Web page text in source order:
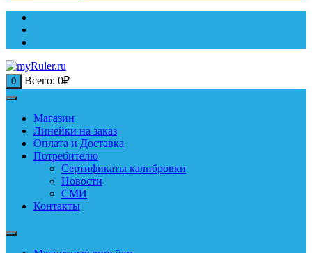
0 Всего: 0₽
Магазин
Линейки на заказ
Оплата и Доставка
Потребителю
Сертификаты калибровки
Новости
СМИ
Контакты